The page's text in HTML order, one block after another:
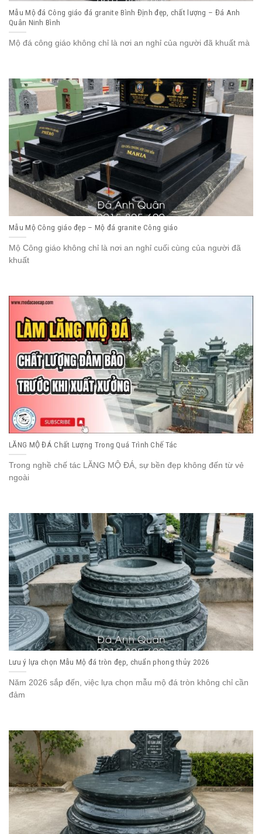
Mẫu Mộ đá Công giáo đá granite Bình Định đẹp, chất lượng – Đá Anh
Quân Ninh Bình
Mộ đá công giáo không chỉ là nơi an nghỉ của người đã khuất mà
Mẫu Mộ Công giáo đẹp – Mộ đá granite Công giáo
Mộ Công giáo không chỉ là nơi an nghỉ cuối cùng của người đã
khuất
LĂNG MỘ ĐÁ Chất Lượng Trong Quá Trình Chế Tác
Trong nghề chế tác LĂNG MỘ ĐÁ, sự bền đẹp không đến từ vẻ
ngoài
Lưu ý lựa chọn Mẫu Mộ đá tròn đẹp, chuẩn phong thủy 2026
Năm 2026 sắp đến, việc lựa chọn mẫu mộ đá tròn không chỉ cần
đảm